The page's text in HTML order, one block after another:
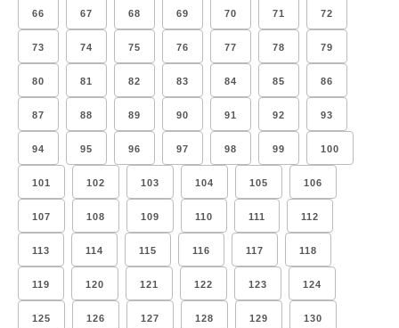
66 67 68 69 70 71 72
73 74 75 76 77 78 79
80 81 82 83 84 85 86
87 88 89 90 91 92 93
94 95 96 97 98 99 100
101 102 103 104 105 106
107 108 109 110 111 112
113 114 115 116 117 118
119 120 121 122 123 124
125 126 127 128 129 130